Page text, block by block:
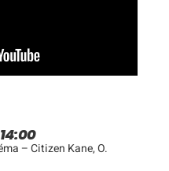
– Citizen Kane, O.